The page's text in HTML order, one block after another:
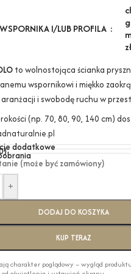
I/LUB PROFILA
to wolnostojąca ścianka
wspornikowi i miękko
i swobodę ruchu w
(np. 70, 80, 90, 140 cm)
dodatkowe
(może być zamówiony)
+
DODAJ DO KOSZYKA
KUP TERAZ
charakter poglądowy – wygląd